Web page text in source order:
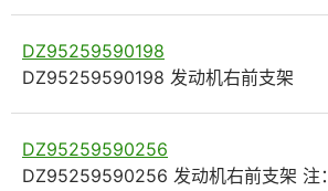
DZ95259590198
DZ95259590198 发动机右前支架
DZ95259590256
DZ95259590256 发动机右前支架 注：